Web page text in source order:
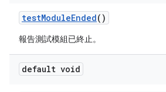
testModuleEnded()
報告測試模組已終止。
default void